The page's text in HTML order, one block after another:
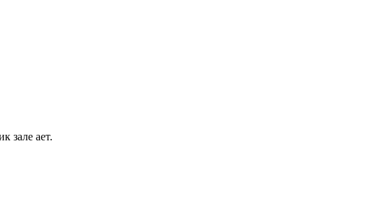
зале ает.